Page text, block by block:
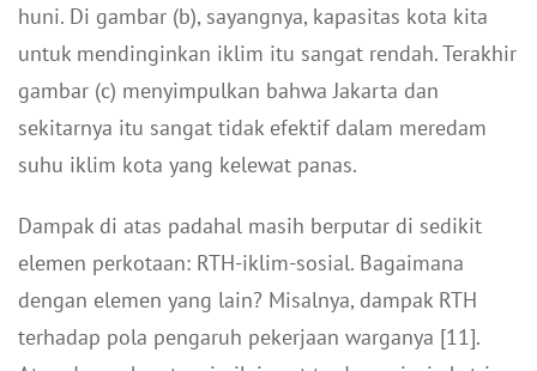
huni. Di gambar (b), sayangnya, kapasitas kota kita
untuk mendinginkan iklim itu sangat rendah. Terakhir
gambar (c) menyimpulkan bahwa Jakarta dan
sekitarnya itu sangat tidak efektif dalam meredam
suhu iklim kota yang kelewat panas.
Dampak di atas padahal masih berputar di sedikit
elemen perkotaan: RTH-iklim-sosial. Bagaimana
dengan elemen yang lain? Misalnya, dampak RTH
terhadap pola pengaruh pekerjaan warganya [11].